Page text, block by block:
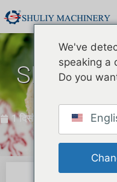
SL-5
मशीन
1 दिसंबर 2022
We've
speaking a
Do you